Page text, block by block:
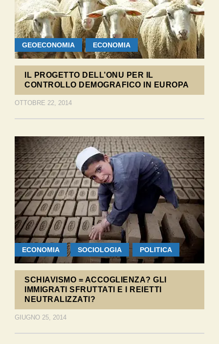
GEOECONOMIA ECONOMIA
IL PROGETTO DELL’ONU PER IL
CONTROLLO DEMOGRAFICO IN EUROPA
OTTOBRE 22, 2014
ECONOMIA SOCIOLOGIA POLITICA
SCHIAVISMO = ACCOGLIENZA? GLI
IMMIGRATI SFRUTTATI E I REIETTI
NEUTRALIZZATI?
GIUGNO 25, 2014